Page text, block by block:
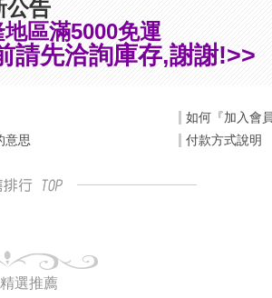
公告
區滿5000免運
請先洽詢庫存,謝謝!>>
如何『加入會
意思 付款方式說明
選推薦